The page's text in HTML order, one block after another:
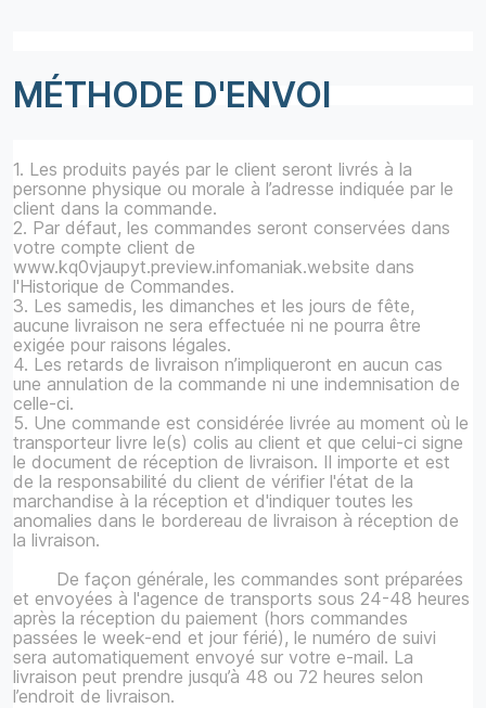
MÉTHODE D'ENVOI
1. Les produits payés par le client seront livrés à la
personne physique ou morale à l’adresse indiquée par le
client dans la commande.
2. Par défaut, les commandes seront conservées dans
votre compte client de
www.kq0vjaupyt.preview.infomaniak.website dans
l'Historique de Commandes.
3. Les samedis, les dimanches et les jours de fête,
aucune livraison ne sera effectuée ni ne pourra être
exigée pour raisons légales.
4. Les retards de livraison n’impliqueront en aucun cas
une annulation de la commande ni une indemnisation de
celle-ci.
5. Une commande est considérée livrée au moment où le
transporteur livre le(s) colis au client et que celui-ci signe
le document de réception de livraison. Il importe et est
de la responsabilité du client de vérifier l'état de la
marchandise à la réception et d'indiquer toutes les
anomalies dans le bordereau de livraison à réception de
la livraison.
De façon générale, les commandes sont préparées
et envoyées à l'agence de transports sous 24-48 heures
après la réception du paiement (hors commandes
passées le week-end et jour férié), le numéro de suivi
sera automatiquement envoyé sur votre e-mail. La
livraison peut prendre jusqu’à 48 ou 72 heures selon
l’endroit de livraison.